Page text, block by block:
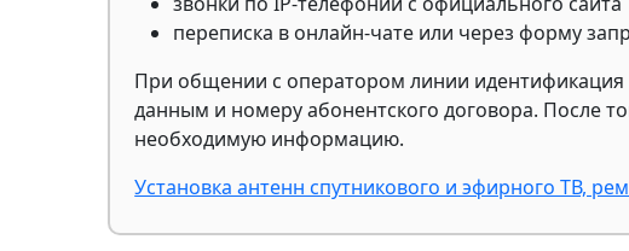
переписка в онлайн-чате или через форму
При общении с оператором линии идентификация
данным и номеру абонентского договора. После
необходимую информацию.
Установка антенн спутникового и эфирного ТВ,